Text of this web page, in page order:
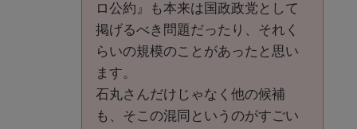
ロ公約』も本来は国政政党として
掲げるべき問題だったり、それく
らいの規模のことがあったと思い
ます。
石丸さんだけじゃなく他の候補
も、そこの混同というのがすごい